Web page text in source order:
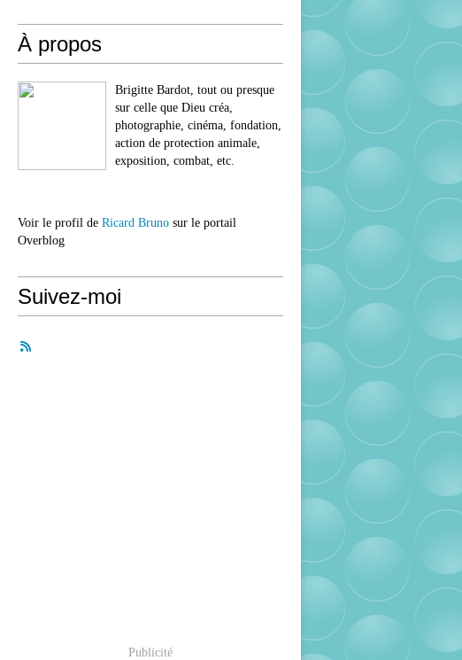
À propos
Brigitte Bardot, tout ou presque
sur celle que Dieu créa,
photographie, cinéma, fondation,
action de protection animale,
exposition, combat, etc.
Voir le profil de Ricard Bruno sur le portail
Overblog
Suivez-moi
Publicité